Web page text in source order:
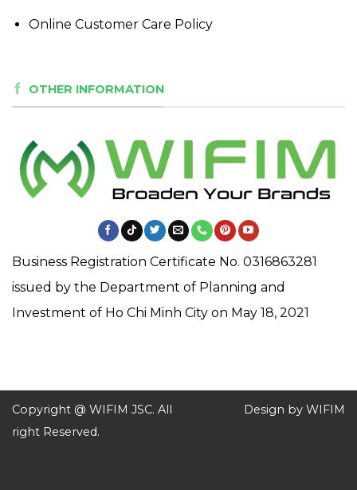
Online Customer Care Policy
OTHER INFORMATION
Business Registration Certificate No. 0316863281
issued by the Department of Planning and
Investment of Ho Chi Minh City on May 18, 2021
Copyright @ WIFIM JSC. All
right Reserved.
Design by WIFIM